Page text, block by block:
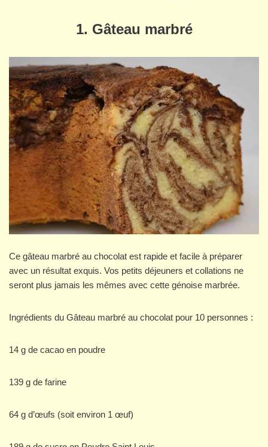
1. Gâteau marbré
Ce gâteau marbré au chocolat est rapide et facile à préparer
avec un résultat exquis. Vos petits déjeuners et collations ne
seront plus jamais les mêmes avec cette génoise marbrée.
Ingrédients du Gâteau marbré au chocolat pour 10 personnes :
14 g de cacao en poudre
139 g de farine
64 g d’œufs (soit environ 1 œuf)